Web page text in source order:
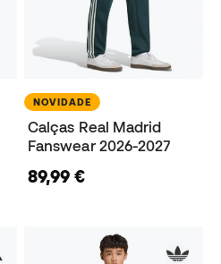
NOVIDADE
Calças Real Madrid
Fanswear 2026-2027
89,99 €